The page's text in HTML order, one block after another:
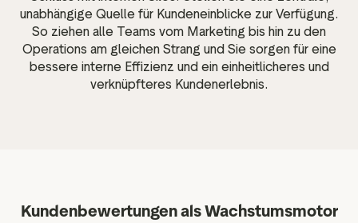
unabhängige Quelle für Kundeneinblicke zur Verfügung.
So ziehen alle Teams vom Marketing bis hin zu den
Operations am gleichen Strang und Sie sorgen für eine
bessere interne Effizienz und ein einheitlicheres und
verknüpfteres Kundenerlebnis.
Kundenbewertungen als Wachstumsmotor